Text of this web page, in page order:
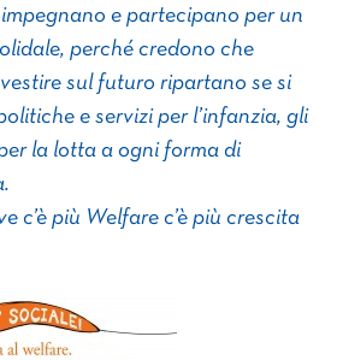
e partecipano per un
perché credono che
sul futuro ripartano se si
e servizi per l’infanzia, gli
la lotta a ogni forma di
c’è più Welfare c’è più crescita